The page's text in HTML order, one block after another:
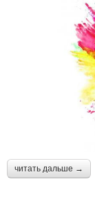
читать дальше →